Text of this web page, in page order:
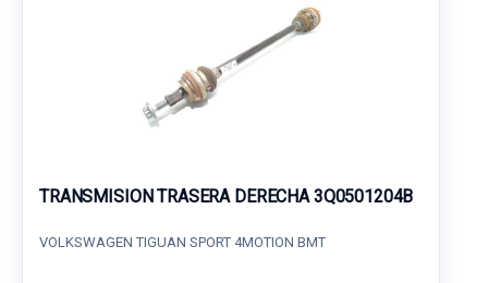
TRANSMISION TRASERA DERECHA 3Q0501204B
VOLKSWAGEN TIGUAN SPORT 4MOTION BMT